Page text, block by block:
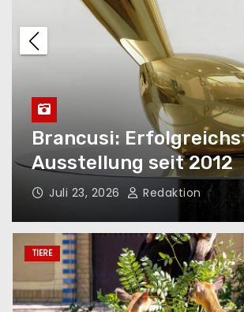
Glanzvolle
Classic Open Air
Glanz und
„Mokka-Hits und
Milchbarträume“
Buntes in der
Oper
Brancusi:
Ausstellung seit 2012
Juli 23, 2026 Redaktion
TIERE